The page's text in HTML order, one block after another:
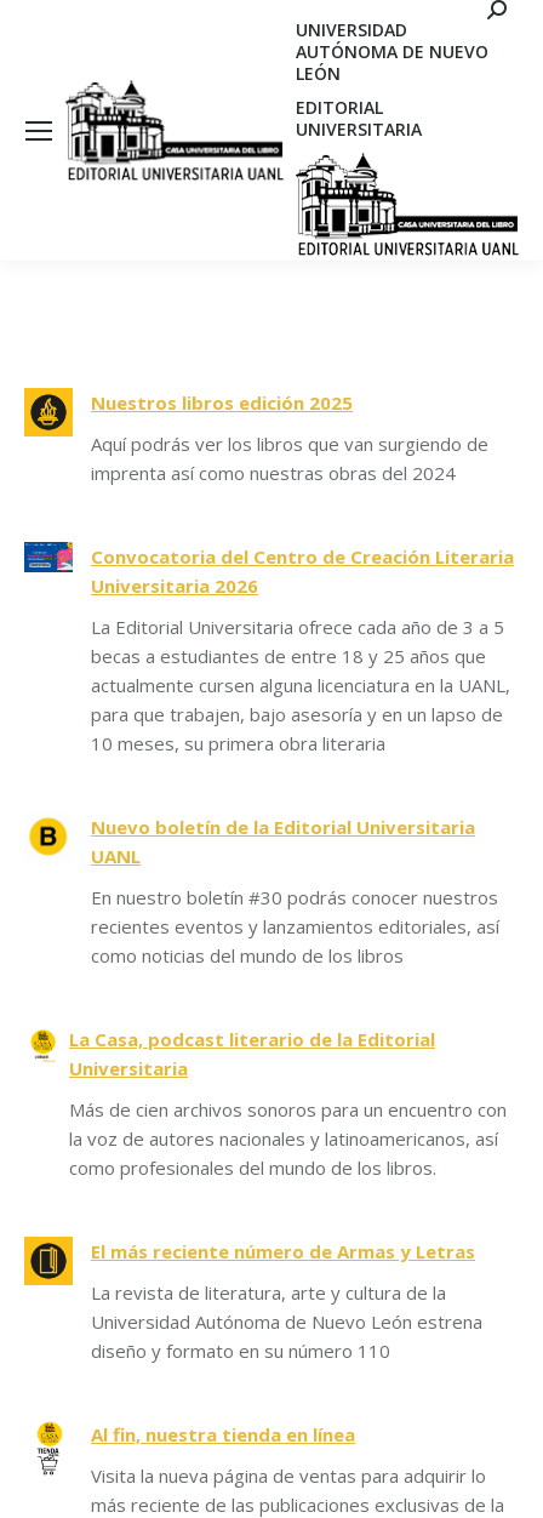
UNIVERSIDAD
AUTÓNOMA DE NUEVO
LEÓN
EDITORIAL
UNIVERSITARIA
Nuestros libros edición 2025
Aquí podrás ver los libros que van surgiendo de
imprenta así como nuestras obras del 2024
Convocatoria del Centro de Creación Literaria
Universitaria 2026
La Editorial Universitaria ofrece cada año de 3 a 5
becas a estudiantes de entre 18 y 25 años que
actualmente cursen alguna licenciatura en la UANL,
para que trabajen, bajo asesoría y en un lapso de
10 meses, su primera obra literaria
Nuevo boletín de la Editorial Universitaria
UANL
En nuestro boletín #30 podrás conocer nuestros
recientes eventos y lanzamientos editoriales, así
como noticias del mundo de los libros
La Casa, podcast literario de la Editorial
Universitaria
Más de cien archivos sonoros para un encuentro con
la voz de autores nacionales y latinoamericanos, así
como profesionales del mundo de los libros.
El más reciente número de Armas y Letras
La revista de literatura, arte y cultura de la
Universidad Autónoma de Nuevo León estrena
diseño y formato en su número 110
Al fin, nuestra tienda en línea
Visita la nueva página de ventas para adquirir lo
más reciente de las publicaciones exclusivas de la